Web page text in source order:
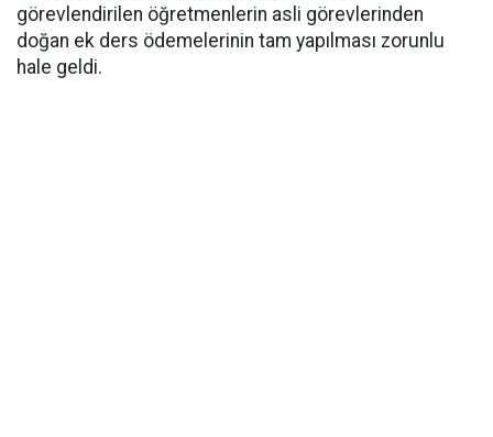
görevlendirilen öğretmenlerin asli görevlerinden
doğan ek ders ödemelerinin tam yapılması zorunlu
hale geldi.